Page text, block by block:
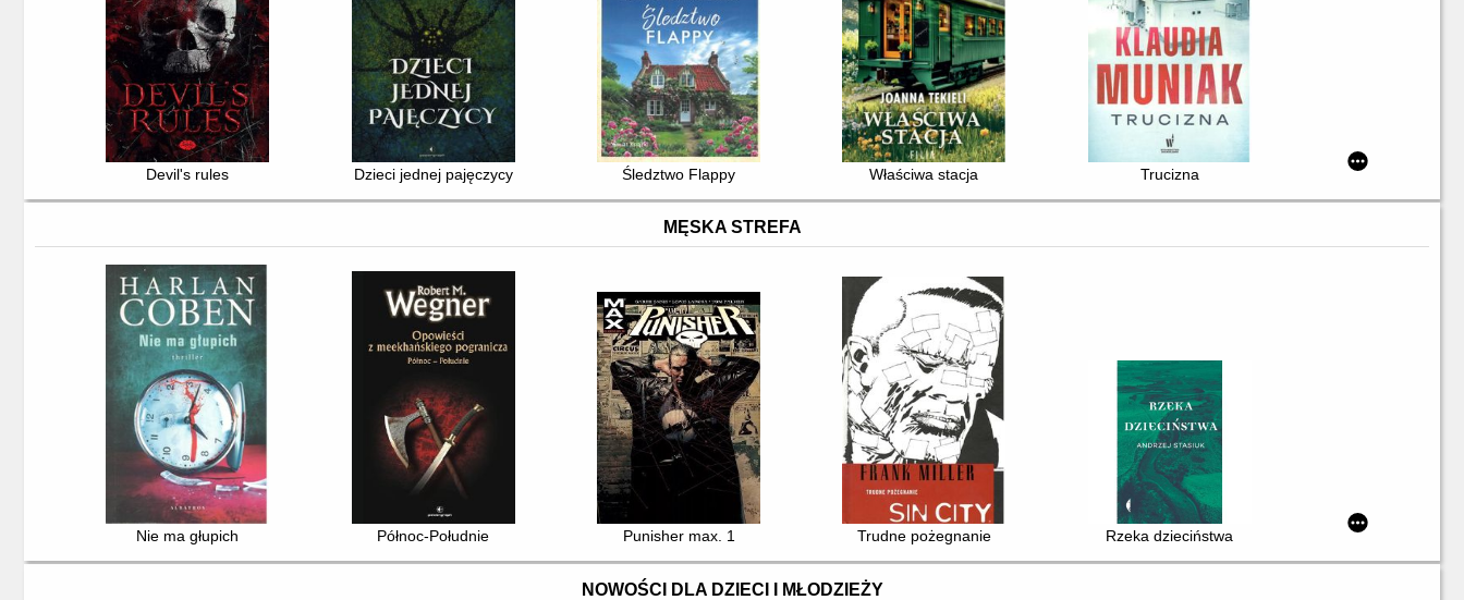
Devil's rules Dzieci jednej pajęczycy Śledztwo Flappy Właściwa stacja Trucizna
MĘSKA STREFA
Nie ma głupich Północ-Południe Punisher max. 1 Trudne pożegnanie Rzeka dzieciństwa
NOWOŚCI DLA DZIECI I MŁODZIEŻY